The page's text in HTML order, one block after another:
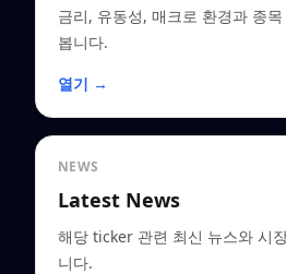
금리, 유동성, 매크로 환경과 종
봅니다.
열기 →
NEWS
Latest News
해당 ticker 관련 최신 뉴스와 시
니다.